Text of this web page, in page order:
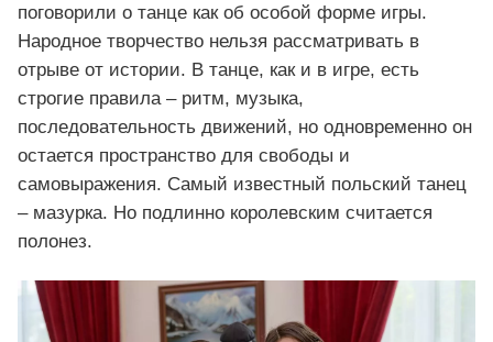
поговорили о танце как об особой форме игры.
Народное творчество нельзя рассматривать в
отрыве от истории. В танце, как и в игре, есть
строгие правила – ритм, музыка,
последовательность движений, но одновременно он
остается пространство для свободы и
самовыражения. Самый известный польский танец
– мазурка. Но подлинно королевским считается
полонез.